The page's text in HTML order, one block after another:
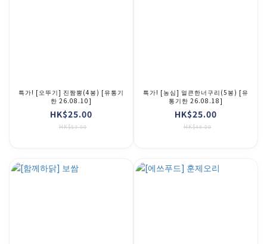
특가! [오뚜기] 진짬뽕(4봉) [유통기
한 26.08.10]
HK$25.00
HK$53.00
특가! [농심] 얼큰한너구리(5봉) [유
통기한 26.08.18]
HK$25.00
HK$48.00